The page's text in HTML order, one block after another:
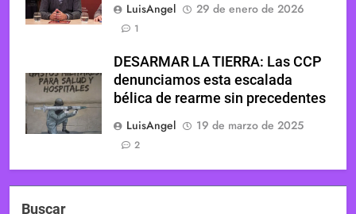
LuisAngel
29 de enero de 2026
1
DESARMAR LA TIERRA: Las CCP
denunciamos esta escalada
bélica de rearme sin precedentes
LuisAngel
19 de marzo de 2025
2
Buscar